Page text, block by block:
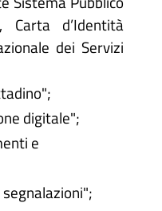
Carta d’Identità
dei Servizi
digitale";
e